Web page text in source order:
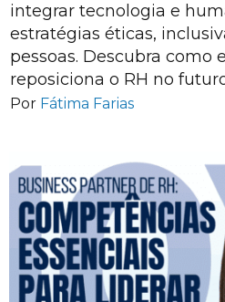
integrar tecnologia e
estratégias éticas,
pessoas. Descubra como
reposiciona o RH no
Por Fátima Farias